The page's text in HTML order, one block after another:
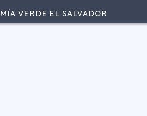
VERDE EL SALVADOR